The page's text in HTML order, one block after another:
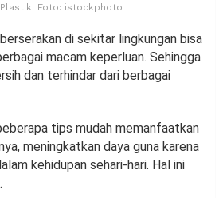
Foto: istockphoto
di sekitar lingkungan bisa
macam keperluan. Sehingga
dan terhindar dari berbagai
tips mudah memanfaatkan
meningkatkan daya guna karena
kehidupan sehari-hari. Hal ini